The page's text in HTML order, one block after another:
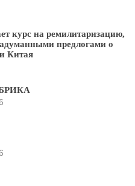
курс на ремилитаризацию,
предлогами о
Китая